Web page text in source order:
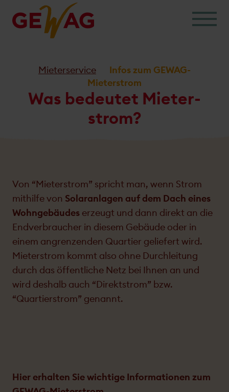
content
Mieterservice
Infos zum GEWAG-
Mieterstrom
Was bedeutet Mieter­
strom?
Von “Mieterstrom” spricht man, wenn Strom
mithilfe von Solaranlagen auf dem Dach eines
Wohngebäudes erzeugt und dann direkt an die
End­verbraucher in diesem Gebäude oder in
einem angrenzenden Quartier geliefert wird.
Mieter­strom kommt also ohne Durch­leitung
durch das öffent­liche Netz bei Ihnen an und
wird deshalb auch “Direktstrom” bzw.
“Quartierstrom” genannt.
Hier erhalten Sie wichtige Informationen zum